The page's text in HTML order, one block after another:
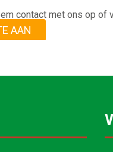
contact met ons op of
AAN